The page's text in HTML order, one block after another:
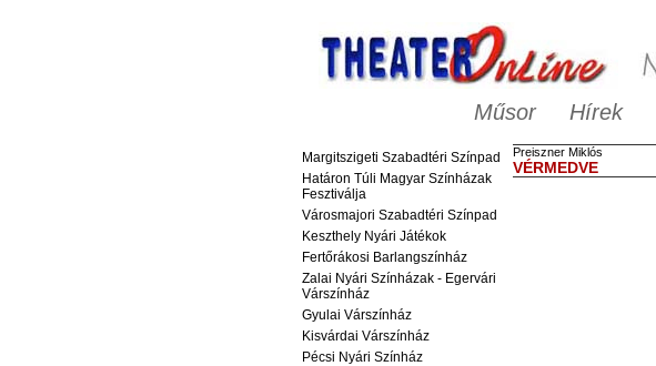
Műsor Hírek
Margitszigeti Szabadtéri Színpad
Határon Túli Magyar Színházak
Fesztiválja
Városmajori Szabadtéri Színpad
Keszthely Nyári Játékok
Fertőrákosi Barlangszínház
Zalai Nyári Színházak - Egervári
Várszínház
Gyulai Várszínház
Kisvárdai Várszínház
Pécsi Nyári Színház
Preiszner Miklós
VÉRMEDVE